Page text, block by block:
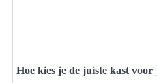
Hoe kies je de juiste kast